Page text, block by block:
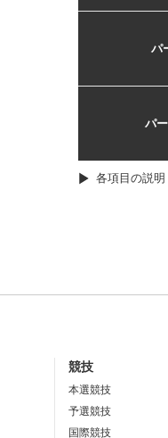
パ
パ
各項目の説明
競技
本選競技
予選競技
国際競技